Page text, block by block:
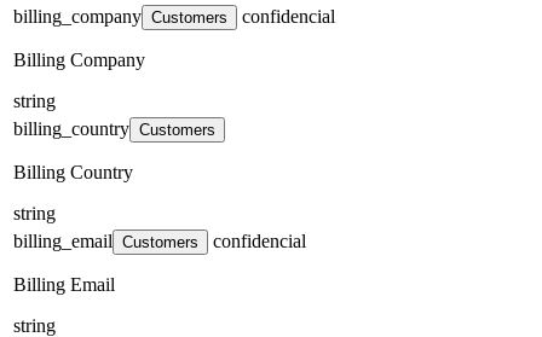
billing_company Customers confidencial
Billing Company
string
billing_country Customers
Billing Country
string
billing_email Customers confidencial
Billing Email
string